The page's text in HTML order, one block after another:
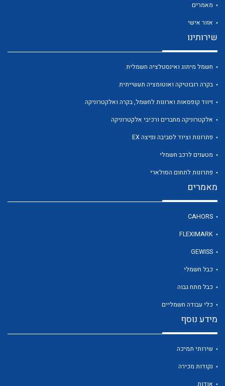
לכל מוצרי היצרן
מאמרים
אזור אישי
שירותינו
חשמל מיתוג ואינסטלציה חשמלית
בקרה רובוטיקה ואוטומציה תעשייתית
זיווד קופסאות וארונות לחשמל, בקרה ואלקטרוניקה
אלקטרוניקה מחברים ורכיבי אלקטרוניקה
פתרונות וציוד לסביבה נפיצה EX
מטענים לרכב חשמלי
פתרונות לתחום הסולארי
מאמרים
CAHORS
FLEXIMARK
GEWISS
כבל חשמלי
כבל מתח גבוה
כלי עבודה חשמליים
מידע נוסף
שירותי תמיכה
נקודות מכירה
אודות